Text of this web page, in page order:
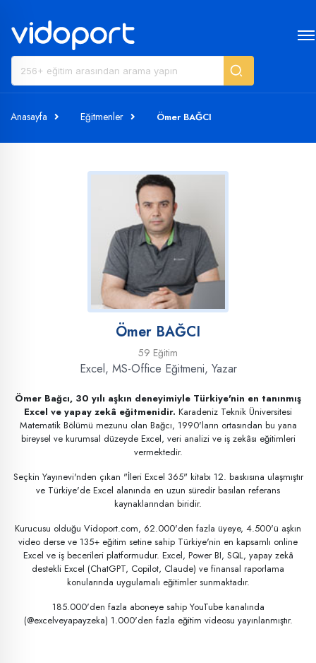
Anasayfa Eğitmenler Ömer BAĞCI
Ömer BAĞCI
59 Eğitim
Excel, MS-Office Eğitmeni, Yazar
Ömer Bağcı, 30 yılı aşkın deneyimiyle Türkiye'nin en tanınmış
Excel ve yapay zekâ eğitmenidir. Karadeniz Teknik Üniversitesi
Matematik Bölümü mezunu olan Bağcı, 1990'ların ortasından bu yana
bireysel ve kurumsal düzeyde Excel, veri analizi ve iş zekâsı eğitimleri
vermektedir.
Seçkin Yayınevi'nden çıkan "İleri Excel 365" kitabı 12. baskısına ulaşmıştır
ve Türkiye'de Excel alanında en uzun süredir basılan referans
kaynaklarından biridir.
Kurucusu olduğu Vidoport.com, 62.000'den fazla üyeye, 4.500'ü aşkın
video derse ve 135+ eğitim setine sahip Türkiye'nin en kapsamlı online
Excel ve iş becerileri platformudur. Excel, Power BI, SQL, yapay zekâ
destekli Excel (ChatGPT, Copilot, Claude) ve finansal raporlama
konularında uygulamalı eğitimler sunmaktadır.
185.000'den fazla aboneye sahip YouTube kanalında
(@excelveyapayzeka) 1.000'den fazla eğitim videosu yayınlanmıştır.